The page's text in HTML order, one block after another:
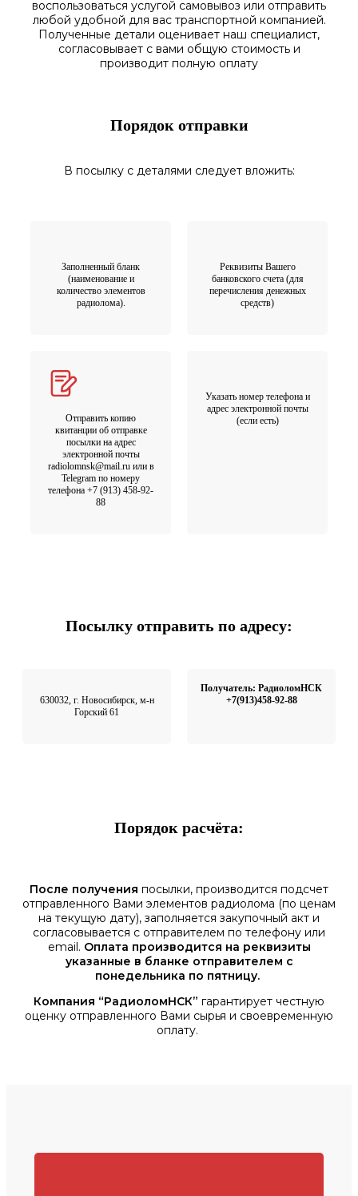
воспользоваться услугой самовывоз или отправить
любой удобной для вас транспортной компанией.
Полученные детали оценивает наш специалист,
согласовываетс вами общую стоимость и
производит полную оплату
Порядок отправки
В посылку с деталями следует вложить:
Заполненный бланк
(наименование и
количество элементов
радиолома).
Реквизиты Вашего
банковского счета (для
перечисления денежных
средств)
Отправить копию
квитанции об отправке
посылки на адрес
электронной почты
radiolomnsk@mail.ru или в
Telegram по номеру
телефона +7 (913) 458-92-
88
Указать номер телефона и
адрес электронной почты
(если есть)
Посылку отправить по адресу:
630032, г. Новосибирск, м-н
Горский 61
Получатель: РадиоломНСК
+7(913)458-92-88
Порядок расчёта:
После получения посылки, производится подсчет
отправленного Вами элементов радиолома (по ценам
на текущую дату), заполняется закупочный акт и
согласовывается с отправителем по телефону или
email. Оплата производится на реквизиты
указанные в бланке отправителем с
понедельника по пятницу.
Компания “РадиоломНСК” гарантирует честную
оценку отправленного Вами сырья и своевременную
оплату.